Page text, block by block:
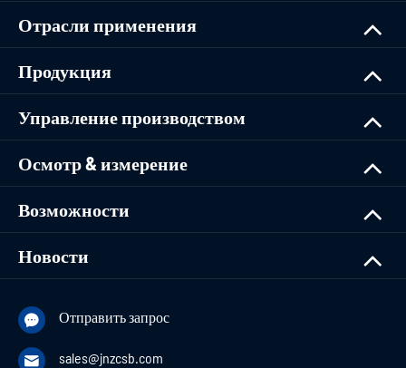
Отрасли применения
Продукция
Управление производством
Осмотр & измерение
Возможности
Новости
 Отправить запрос
 sales@jnzcsb.com